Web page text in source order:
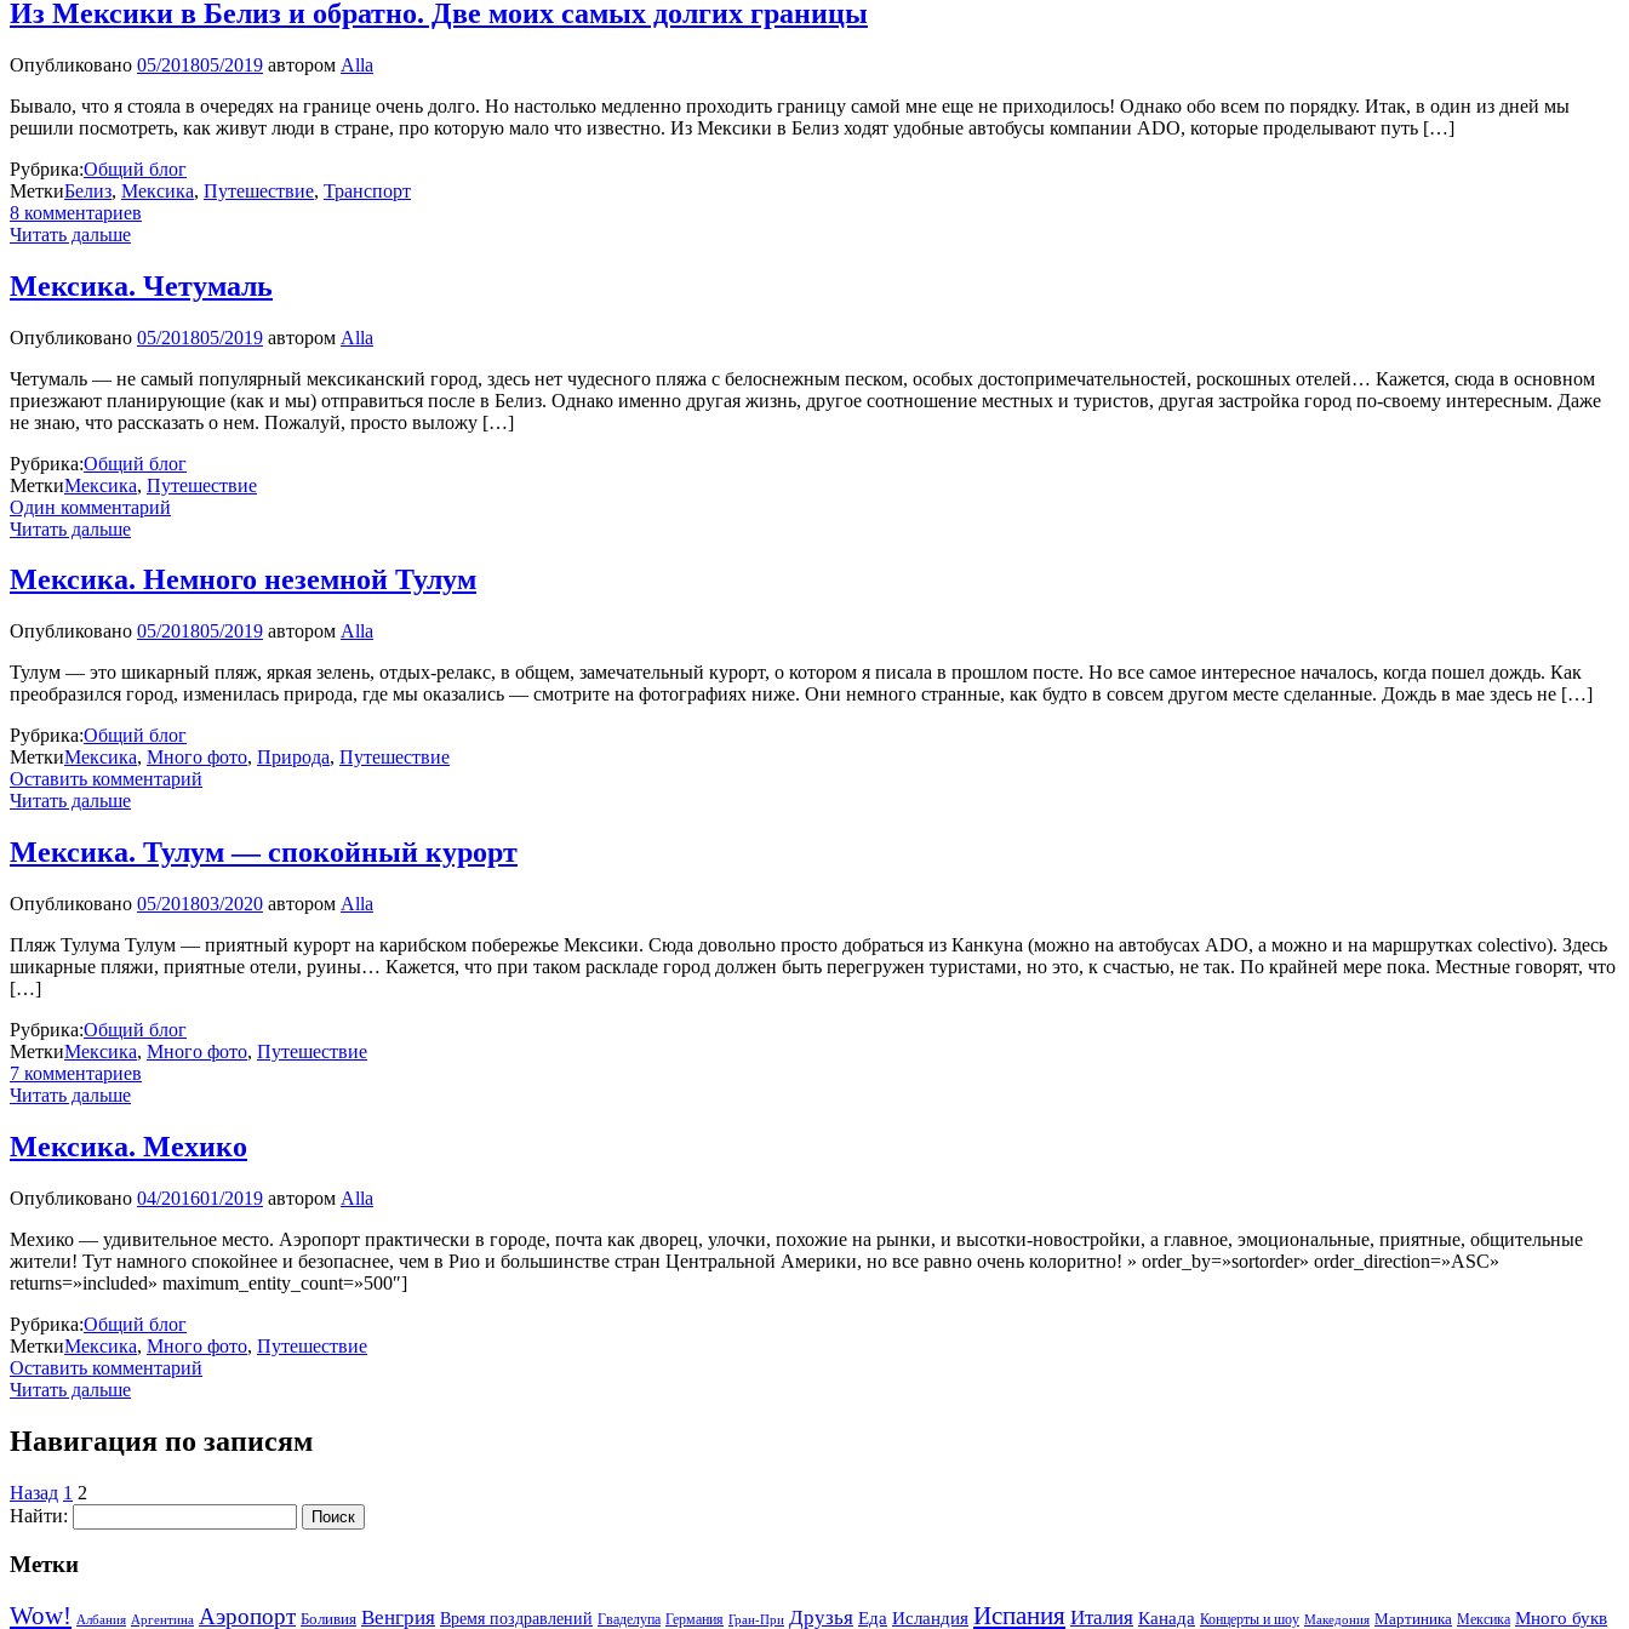
Из Мексики в Белиз и обратно. Две моих самых долгих границы
Опубликовано 05/201805/2019 автором Alla
Бывало, что я стояла в очередях на границе очень долго. Но настолько медленно проходить границу самой мне еще не приходилось! Однако обо всем по порядку. Итак, в один из дней мы
решили посмотреть, как живут люди в стране, про которую мало что известно. Из Мексики в Белиз ходят удобные автобусы компании ADO, которые проделывают путь […]
Рубрика:Общий блог
МеткиБелиз, Мексика, Путешествие, Транспорт
8 комментариев
Читать дальше
Мексика. Четумаль
Опубликовано 05/201805/2019 автором Alla
Четумаль — не самый популярный мексиканский город, здесь нет чудесного пляжа с белоснежным песком, особых достопримечательностей, роскошных отелей… Кажется, сюда в основном
приезжают планирующие (как и мы) отправиться после в Белиз. Однако именно другая жизнь, другое соотношение местных и туристов, другая застройка город по-своему интересным. Даже
не знаю, что рассказать о нем. Пожалуй, просто выложу […]
Рубрика:Общий блог
МеткиМексика, Путешествие
Один комментарий
Читать дальше
Мексика. Немного неземной Тулум
Опубликовано 05/201805/2019 автором Alla
Тулум — это шикарный пляж, яркая зелень, отдых-релакс, в общем, замечательный курорт, о котором я писала в прошлом посте. Но все самое интересное началось, когда пошел дождь. Как
преобразился город, изменилась природа, где мы оказались — смотрите на фотографиях ниже. Они немного странные, как будто в совсем другом месте сделанные. Дождь в мае здесь не […]
Рубрика:Общий блог
МеткиМексика, Много фото, Природа, Путешествие
Оставить комментарий
Читать дальше
Мексика. Тулум — спокойный курорт
Опубликовано 05/201803/2020 автором Alla
Пляж Тулума Тулум — приятный курорт на карибском побережье Мексики. Сюда довольно просто добраться из Канкуна (можно на автобусах ADO, а можно и на маршрутках colectivo). Здесь
шикарные пляжи, приятные отели, руины… Кажется, что при таком раскладе город должен быть перегружен туристами, но это, к счастью, не так. По крайней мере пока. Местные говорят, что
[…]
Рубрика:Общий блог
МеткиМексика, Много фото, Путешествие
7 комментариев
Читать дальше
Мексика. Мехико
Опубликовано 04/201601/2019 автором Alla
Мехико — удивительное место. Аэропорт практически в городе, почта как дворец, улочки, похожие на рынки, и высотки-новостройки, а главное, эмоциональные, приятные, общительные
жители! Тут намного спокойнее и безопаснее, чем в Рио и большинстве стран Центральной Америки, но все равно очень колоритно! » order_by=»sortorder» order_direction=»ASC»
returns=»included» maximum_entity_count=»500″]
Рубрика:Общий блог
МеткиМексика, Много фото, Путешествие
Оставить комментарий
Читать дальше
Навигация по записям
Назад 1 2
Найти:
Метки
Wow! Албания Аргентина Аэропорт Боливия Венгрия Время поздравлений Гваделупа Германия Гран-При Друзья Еда Исландия Испания Италия Канада Концерты и шоу Македония Мартиника Мексика Много букв